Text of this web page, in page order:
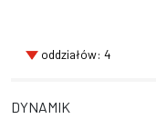
oddziałów: 4
DYNAMIK